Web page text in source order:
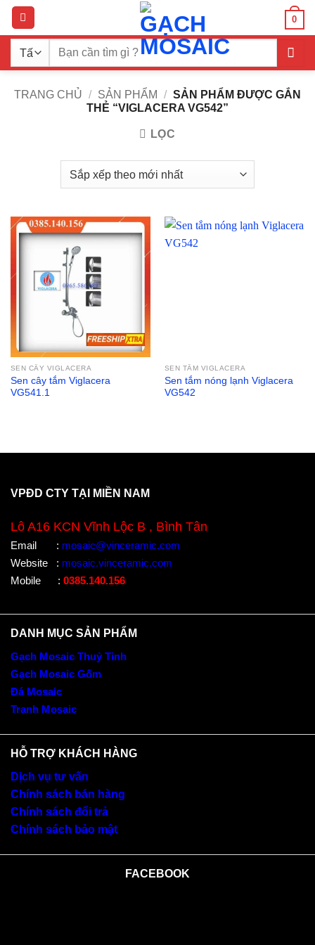
Bỏ
qua
nội
dung
0
Tìm
TRANG CHỦ / SẢN PHẨM / SẢN PHẨM ĐƯỢC GẮN
THẺ “VIGLACERA VG542”
LỌC
SEN CÂY VIGLACERA
Sen cây tắm Viglacera
VG541.1
SEN TẮM VIGLACERA
Sen tắm nóng lạnh Viglacera
VG542
VPĐD CTY TẠI MIỀN NAM
Lô A16 KCN Vĩnh Lộc B , Bình Tân
Email : mosaic@vinceramic.com
Website
: mosaic.vinceramic.com
Mobile
: 0385.140.156
DANH MỤC SẢN PHẨM
Gạch Mosaic Thuỷ Tinh
Gạch Mosaic Gốm
Đá Mosaic
Tranh Mosaic
HỖ TRỢ KHÁCH HÀNG
Dịch vụ tư vấn
Chính sách bán hàng
Chính sách đổi trả
Chính sách bảo mật
FACEBOOK